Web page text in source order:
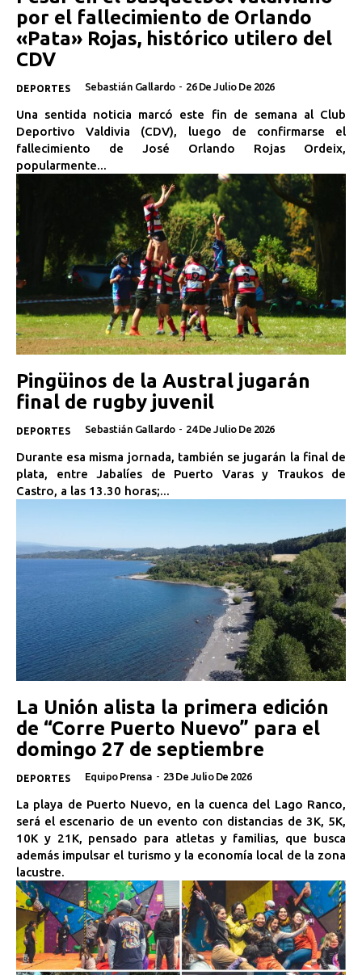
por el fallecimiento de Orlando
«Pata» Rojas, histórico utilero del
CDV
DEPORTES Sebastián Gallardo - 26 De Julio De 2026
Una sentida noticia marcó este fin de semana al Club
Deportivo Valdivia (CDV), luego de confirmarse el
fallecimiento de José Orlando Rojas Ordeix,
popularmente...
Pingüinos de la Austral jugarán
final de rugby juvenil
DEPORTES Sebastián Gallardo - 24 De Julio De 2026
Durante esa misma jornada, también se jugarán la final de
plata, entre Jabalíes de Puerto Varas y Traukos de
Castro, a las 13.30 horas;...
La Unión alista la primera edición
de “Corre Puerto Nuevo” para el
domingo 27 de septiembre
DEPORTES Equipo Prensa - 23 De Julio De 2026
La playa de Puerto Nuevo, en la cuenca del Lago Ranco,
será el escenario de un evento con distancias de 3K, 5K,
10K y 21K, pensado para atletas y familias, que busca
además impulsar el turismo y la economía local de la zona
lacustre.